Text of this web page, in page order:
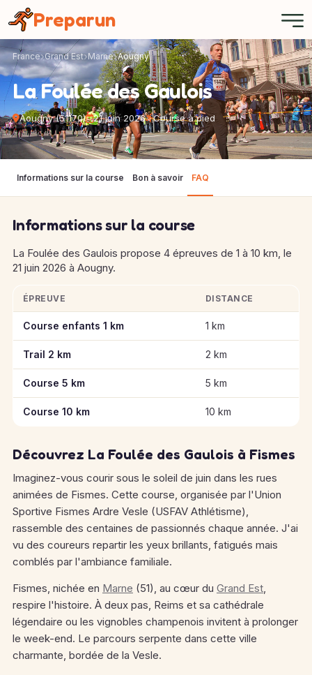
Preparun
France Grand Est Marne Aougny
La Foulée des Gaulois
Aougny (51170) 21 juin 2026 Course à pied
Informations sur la course Bon à savoir FAQ
Informations sur la course
La Foulée des Gaulois propose 4 épreuves de 1 à 10 km, le
21 juin 2026 à Aougny.
Informations clés des épreuves de La Foulée des Gaulois
ÉPREUVE DISTANCE
Course enfants 1 km 1 km
Trail 2 km 2 km
Course 5 km 5 km
Course 10 km 10 km
Découvrez La Foulée des Gaulois à Fismes
Imaginez-vous courir sous le soleil de juin dans les rues
animées de Fismes. Cette course, organisée par l'Union
Sportive Fismes Ardre Vesle (USFAV Athlétisme),
rassemble des centaines de passionnés chaque année. J'ai
vu des coureurs repartir les yeux brillants, fatigués mais
comblés par l'ambiance familiale.
Fismes, nichée en Marne (51), au cœur du Grand Est,
respire l'histoire. À deux pas, Reims et sa cathédrale
légendaire ou les vignobles champenois invitent à prolonger
le week-end. Le parcours serpente dans cette ville
charmante, bordée de la Vesle.
Panneau de gestion des cookies